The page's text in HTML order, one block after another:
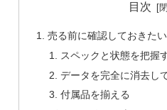
目次
売る前に確認しておきた
スペックと状態を把握
データを完全に消去し
付属品を揃える